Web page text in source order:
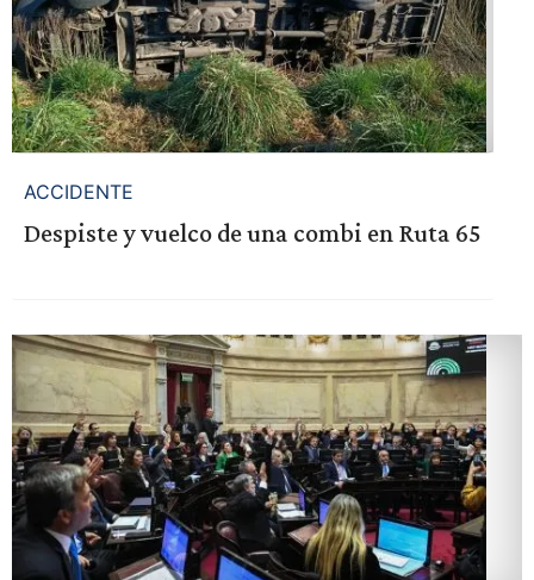
ACCIDENTE
Despiste y vuelco de una combi en Ruta 65